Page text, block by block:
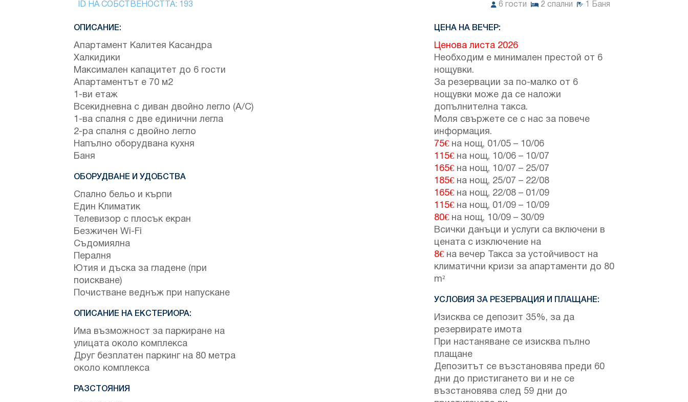
ID НА СОБСТВЕНОСТТА: 193 6 гости 2 спални 1 Баня
ОПИСАНИЕ:
Апартамент Калитея Касандра
Халкидики
Максимален капацитет до 6 гости
Апартаментът е 70 м2
1-ви етаж
Всекидневна с диван двойно легло (A/C)
1-ва спалня с две единични легла
2-ра спалня с двойно легло
Напълно оборудвана кухня
Баня
ОБОРУДВАНЕ И УДОБСТВА
Спално бельо и кърпи
Един Климатик
Телевизор с плосък екран
Безжичен Wi-Fi
Съдомиялна
Пералня
Ютия и дъска за гладене (при
поискване)
Почистване веднъж при напускане
ОПИСАНИЕ НА ЕКСТЕРИОРА:
Има възможност за паркиране на
улицата около комплекса
Друг безплатен паркинг на 80 метра
около комплекса
РАЗСТОЯНИЯ
ЦЕНА НА ВЕЧЕР:
Ценова листа 2026
Необходим е минимален престой от 6
нощувки.
За резервации за по-малко от 6
нощувки може да се наложи
допълнителна такса.
Моля свържете се с нас за повече
информация.
75€ на нощ, 01/05 – 10/06
115€ на нощ, 10/06 – 10/07
165€ на нощ, 10/07 – 25/07
185€ на нощ, 25/07 – 22/08
165€ на нощ, 22/08 – 01/09
115€ на нощ, 01/09 – 10/09
80€ на нощ, 10/09 – 30/09
Всички данъци и услуги са включени в
цената с изключение на
8€ на вечер Такса за устойчивост на
климатични кризи за апартаменти до 80
m²
УСЛОВИЯ ЗА РЕЗЕРВАЦИЯ И ПЛАЩАНЕ:
Изисква се депозит 35%, за да
резервирате имота
При настаняване се изисква пълно
плащане
Депозитът се възстановява преди 60
дни до пристигането ви и не се
възстановява след 59 дни до